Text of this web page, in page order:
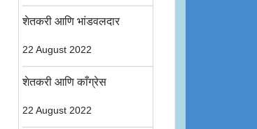
शेतकरी आणि भांडवलदार
22 August 2022
शेतकरी आणि काँग्रेस
22 August 2022